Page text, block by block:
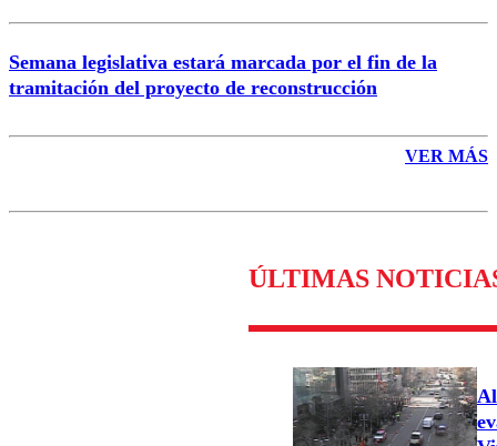
Semana legislativa estará marcada por el fin de la
tramitación del proyecto de reconstrucción
VER MÁS
ÚLTIMAS